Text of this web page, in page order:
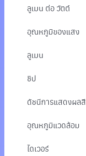
ลูเมน ต่อ วัตต์
อุณหภูมิของแสง
ลูเมน
ชิป
ดัชนีการแสดงผลสี
อุณหภูมิแวดล้อม
ไดเวอร์